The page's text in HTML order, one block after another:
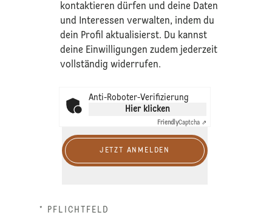
kontaktieren dürfen und deine Daten
und Interessen verwalten, indem du
dein Profil aktualisierst. Du kannst
deine Einwilligungen zudem jederzeit
vollständig widerrufen.
Anti-Roboter-Verifizierung
Hier klicken
FriendlyCaptcha ⇗
JETZT ANMELDEN
* PFLICHTFELD